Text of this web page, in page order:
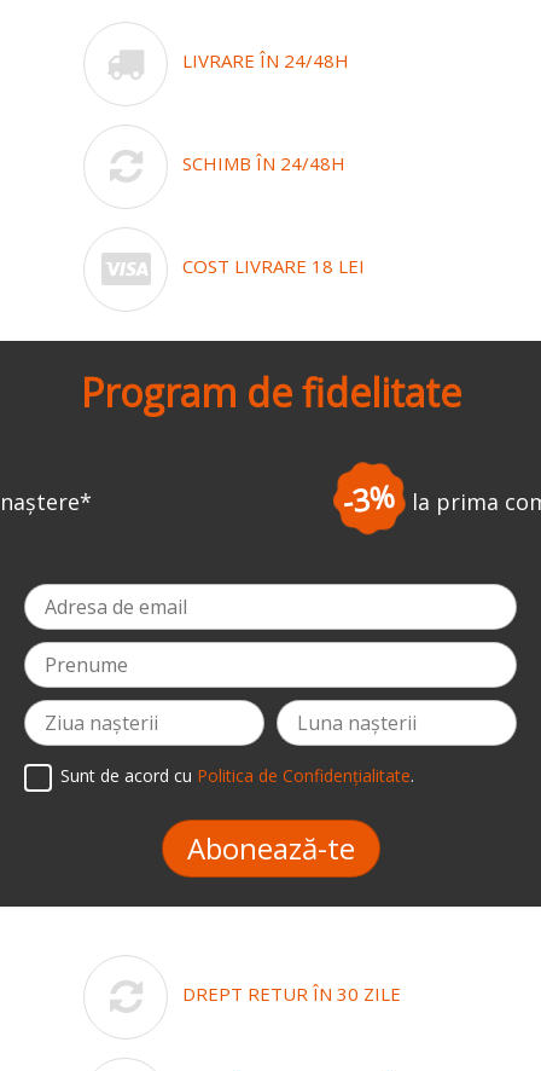
LIVRARE ÎN 24/48H
SCHIMB ÎN 24/48H
COST LIVRARE 18 LEI
Program de fidelitate
la prima comandă *
Sunt de acord cu Politica de Confidențialitate.
Abonează-te
DREPT RETUR ÎN 30 ZILE